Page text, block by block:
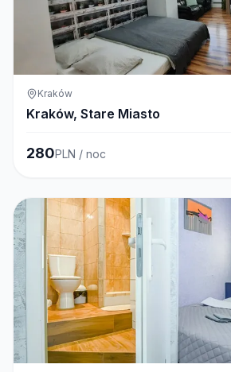
Kraków
Kraków, Stare Miasto
280PLN / noc